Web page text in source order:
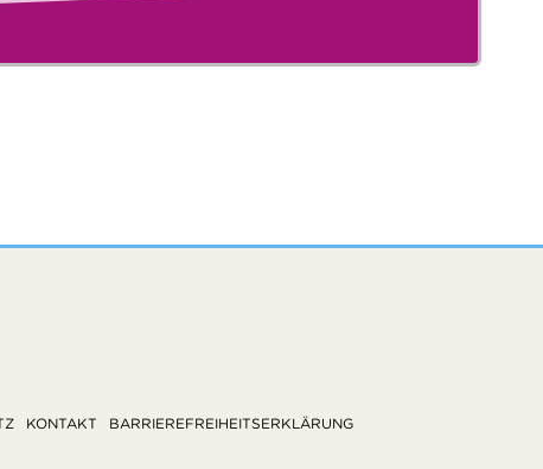
KONTAKT BARRIEREFREIHEITSERKLÄRUNG